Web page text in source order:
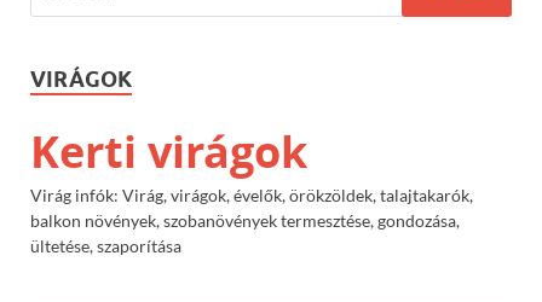
VIRÁGOK
Kerti virágok
Virág infók: Virág, virágok, évelők, örökzöldek, talajtakarók,
balkon növények, szobanövények termesztése, gondozása,
ültetése, szaporítása